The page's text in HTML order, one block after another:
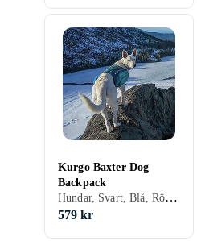
Kurgo Baxter Dog
Backpack
Hundar, Svart, Blå, Röd, Orange, M
579 kr